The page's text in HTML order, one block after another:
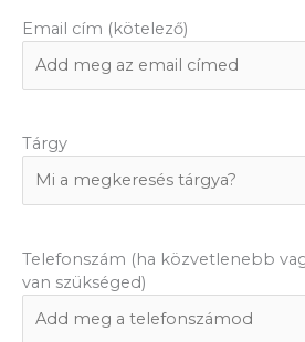
Email cím (kötelező)
Tárgy
Telefonszám (ha közvetlenebb
van szükséged)